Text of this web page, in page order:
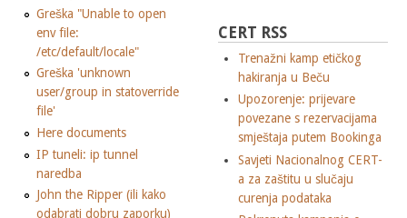
Greška "Unable to open
env file:
/etc/default/locale"
Greška 'unknown
user/group in statoverride
file'
Here documents
IP tuneli: ip tunnel
naredba
John the Ripper (ili kako
odabrati dobru zaporku)
CERT RSS
Trenažni kamp etičkog
hakiranja u Beču
Upozorenje: prijevare
povezane s rezervacijama
smještaja putem Bookinga
Savjeti Nacionalnog CERT-
a za zaštitu u slučaju
curenja podataka